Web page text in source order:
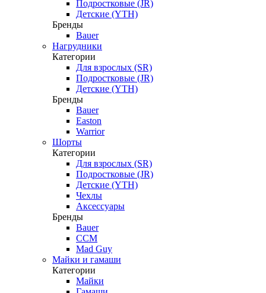
Подростковые (JR)
Детские (YTH)
Бренды
Bauer
Нагрудники
Категории
Для взрослых (SR)
Подростковые (JR)
Детские (YTH)
Бренды
Bauer
Easton
Warrior
Шорты
Категории
Для взрослых (SR)
Подростковые (JR)
Детские (YTH)
Чехлы
Аксессуары
Бренды
Bauer
CCM
Mad Guy
Майки и гамаши
Категории
Майки